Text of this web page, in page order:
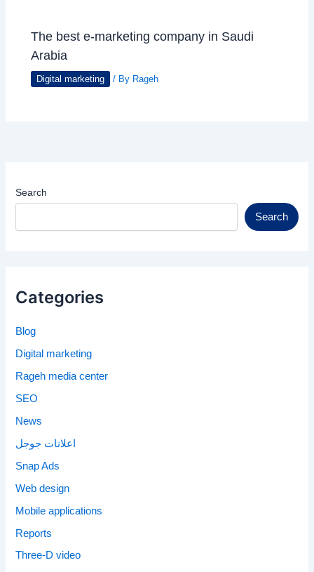
The best e-marketing company in Saudi
Arabia
Digital marketing / By Rageh
Search
Search
Categories
Blog
Digital marketing
Rageh media center
SEO
News
اعلانات جوجل
Snap Ads
Web design
Mobile applications
Reports
Three-D video